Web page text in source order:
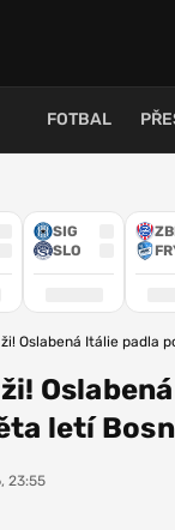
FOTBAL
SIG
SLO
Oslabená Itálie padla
letí
23:55